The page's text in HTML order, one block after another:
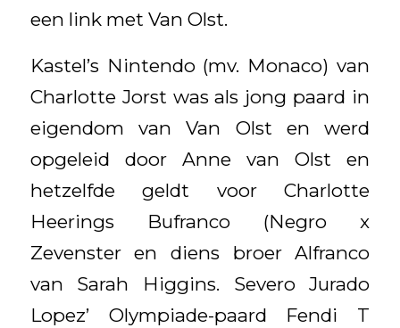
een link met Van Olst.
Kastel’s Nintendo (mv. Monaco) van
Charlotte Jorst was als jong paard in
eigendom van Van Olst en werd
opgeleid door Anne van Olst en
hetzelfde geldt voor Charlotte
Heerings Bufranco (Negro x
Zevenster en diens broer Alfranco
van Sarah Higgins. Severo Jurado
Lopez’ Olympiade-paard Fendi T